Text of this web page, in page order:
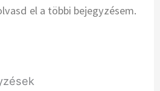
el a többi bejegyzésem.